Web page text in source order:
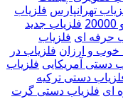
تهرانپارس فلزیاب
فلزیاب جدید
حرفه ای فلزیاب
خوب و ارزان فلزیاب در
دستی آمریکایی فلزیاب
دستی ترکیه
ای فلزیاب دستی گرت